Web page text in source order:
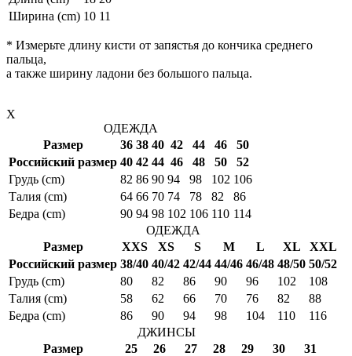
Ширина (cm) 10 11
* Измерьте длину кисти от запястья до кончика среднего
пальца,
а также ширину ладони без большого пальца.
X
ОДЕЖДА
Размер
36 38 40 42 44 46
50
Российский размер 40 42 44 46 48 50
52
Грудь (cm)
82 86 90 94 98 102 106
Талия (cm)
64 66 70 74 78 82
86
Бедра (cm)
90 94 98 102 106 110 114
ОДЕЖДА
Размер
XXS XS S M L XL
XXL
Российский размер 38/40 40/42 42/44 44/46 46/48 48/50 50/52
Грудь (cm)
80 82 86 90 96 102
108
Талия (cm)
58 62 66 70 76 82
88
Бедра (cm)
86 90 94 98 104 110
116
ДЖИНСЫ
Размер
25 26 27 28 29 30
31